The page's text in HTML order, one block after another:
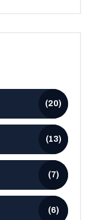
(20)
(13)
(7)
(6)